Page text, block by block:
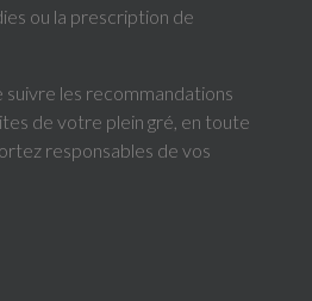
ou la prescription de
suivre les recommandations
de votre plein gré, en toute
responsables de vos